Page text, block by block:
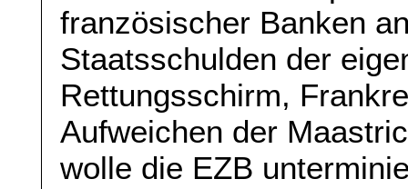
französischer Banken
Staatsschulden der
Rettungsschirm,
Aufweichen der
wolle die EZB